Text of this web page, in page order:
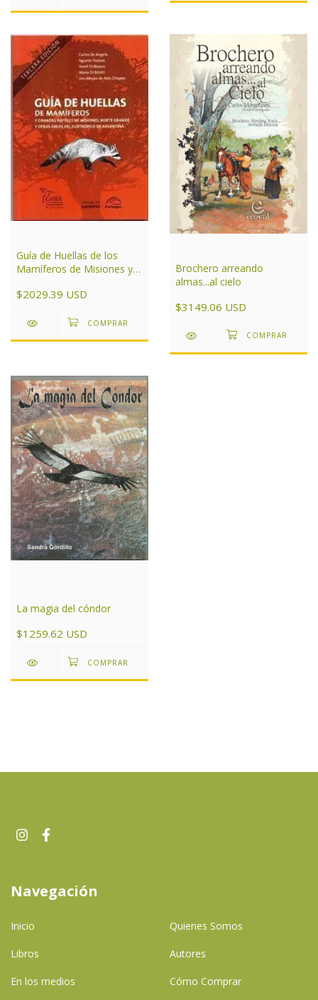
Guía de Huellas de los
Mamíferos de Misiones y
de Argentina
$2029.39 USD
Brochero arreando
almas...al cielo
$3149.06 USD
La magia del cóndor
$1259.62 USD
Navegación
Inicio Quienes Somos
Libros Autores
En los medios Cómo Comprar